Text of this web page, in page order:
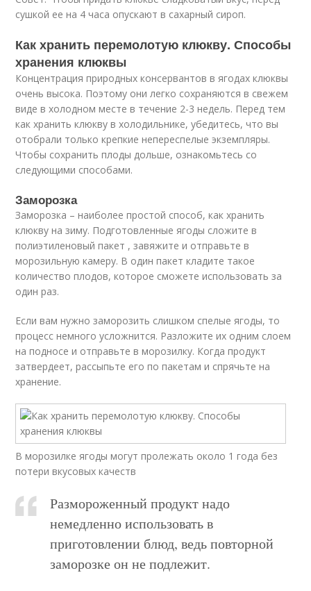
сушкой ее на 4 часа опускают в сахарный сироп.
Как хранить перемолотую клюкву. Способы
хранения клюквы
Концентрация природных консервантов в ягодах клюквы
очень высока. Поэтому они легко сохраняются в свежем
виде в холодном месте в течение 2-3 недель. Перед тем
как хранить клюкву в холодильнике, убедитесь, что вы
отобрали только крепкие непереспелые экземпляры.
Чтобы сохранить плоды дольше, ознакомьтесь со
следующими способами.
Заморозка
Заморозка – наиболее простой способ, как хранить
клюкву на зиму. Подготовленные ягоды сложите в
полиэтиленовый пакет , завяжите и отправьте в
морозильную камеру. В один пакет кладите такое
количество плодов, которое сможете использовать за
один раз.
Если вам нужно заморозить слишком спелые ягоды, то
процесс немного усложнится. Разложите их одним слоем
на подносе и отправьте в морозилку. Когда продукт
затвердеет, рассыпьте его по пакетам и спрячьте на
хранение.
В морозилке ягоды могут пролежать около 1 года без
потери вкусовых качеств
Размороженный продукт надо
немедленно использовать в
приготовлении блюд, ведь повторной
заморозке он не подлежит.